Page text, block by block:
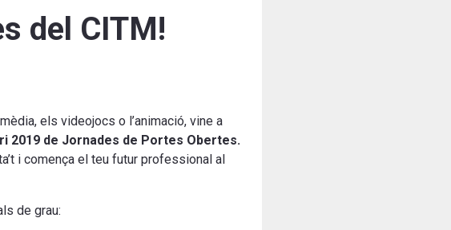
del CITM!
els videojocs o l’animació, vine a
2019 de Jornades de Portes Obertes.
i comença el teu futur professional al
de grau: